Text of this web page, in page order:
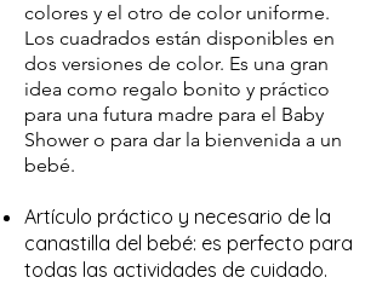
colores y el otro de color uniforme.
Los cuadrados están disponibles en
dos versiones de color. Es una gran
idea como regalo bonito y práctico
para una futura madre para el Baby
Shower o para dar la bienvenida a un
bebé.
Artículo práctico y necesario de la
canastilla del bebé: es perfecto para
todas las actividades de cuidado.